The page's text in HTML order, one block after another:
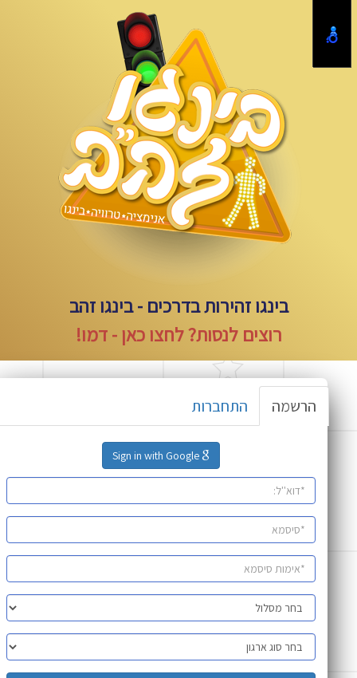
בינגו זהירות בדרכים - בינגו זהב
רוצים לנסות? לחצו כאן - דמו!
הרשמה התחברות
Sign in with Google